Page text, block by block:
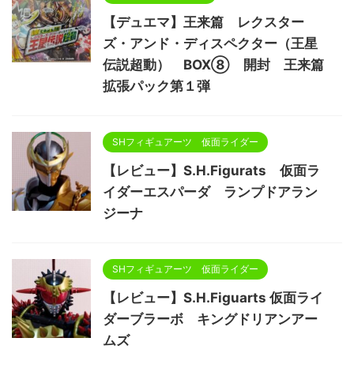
【デュエマ】王来篇 レクスター
ズ・アンド・ディスペクター（王星
伝説超動） BOX⑧ 開封 王来篇
拡張パック第１弾
SHフィギュアーツ 仮面ライダー
【レビュー】S.H.Figurats 仮面ラ
イダーエスパーダ ランプドアラン
ジーナ
SHフィギュアーツ 仮面ライダー
【レビュー】S.H.Figuarts 仮面ライ
ダーブラーボ キングドリアンアー
ムズ